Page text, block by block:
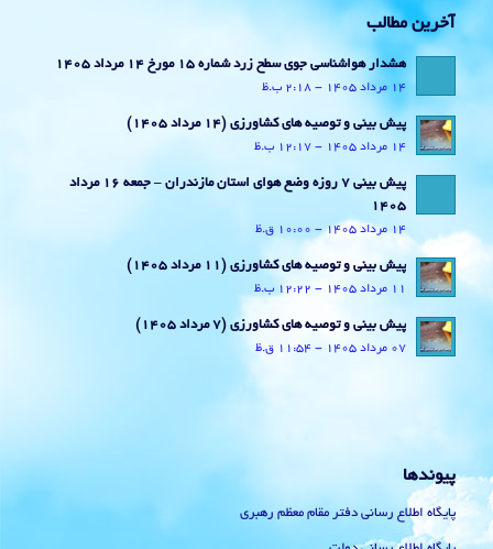
آخرین مطالب
هشدار هواشناسی جوی سطح زرد شماره 15 مورخ 14 مرداد 1405
14 مرداد 1405 - 2:18 ب.ظ
پیش بینی و توصیه های کشاورزی (14 مرداد ۱۴۰۵)
14 مرداد 1405 - 12:17 ب.ظ
پیش بینی 7 روزه وضع هوای استان مازندران – جمعه 16 مرداد
1405
14 مرداد 1405 - 10:00 ق.ظ
پیش بینی و توصیه های کشاورزی (11 مرداد ۱۴۰۵)
11 مرداد 1405 - 12:22 ب.ظ
پیش بینی و توصیه های کشاورزی (7 مرداد ۱۴۰۵)
07 مرداد 1405 - 11:54 ق.ظ
پیوندها
پایگاه اطلاع رسانی دفتر مقام معظم رهبری